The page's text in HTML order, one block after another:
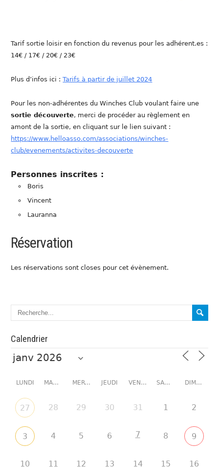
Tarif sortie loisir en fonction du revenus pour les adhérent.es :
14€ / 17€ / 20€ / 23€
Plus d’infos ici :Tarifs à partir de juillet 2024
Pour les non-adhérentes du Winches Club voulant faire une
sortie découverte, merci de procéder au règlement en
amont de la sortie, en cliquant sur le lien suivant :
https://www.helloasso.com/associations/winches-
club/evenements/activites-decouverte
Personnes inscrites :
Boris
Vincent
Lauranna
Réservation
Les réservations sont closes pour cet évènement.
Calendrier
LUNDI MARDI MERCREDI JEUDI VENDREDI SAMEDI DIMANCHE
27 28 29 30 31 1 2
3 4 5 6 7 8 9
10 11 12 13 14 15 16